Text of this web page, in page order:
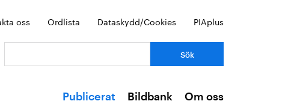
oss Ordlista Dataskydd/Cookies PIAplus
Publicerat Bildbank Om oss